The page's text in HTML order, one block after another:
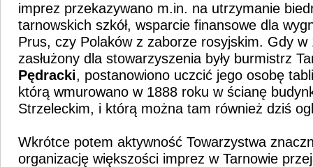
imprez przekazywano m.in. na utrzymanie
tarnowskich szkół, wsparcie finansowe dla
Prus, czy Polaków z zaborze rosyjskim. Gdy w
zasłużony dla stowarzyszenia były burmistrz
Pędracki, postanowiono uczcić jego osobę
którą wmurowano w 1888 roku w ścianę
Strzeleckim, i którą można tam również dziś
Wkrótce potem aktywność Towarzystwa
organizację większości imprez w Tarnowie